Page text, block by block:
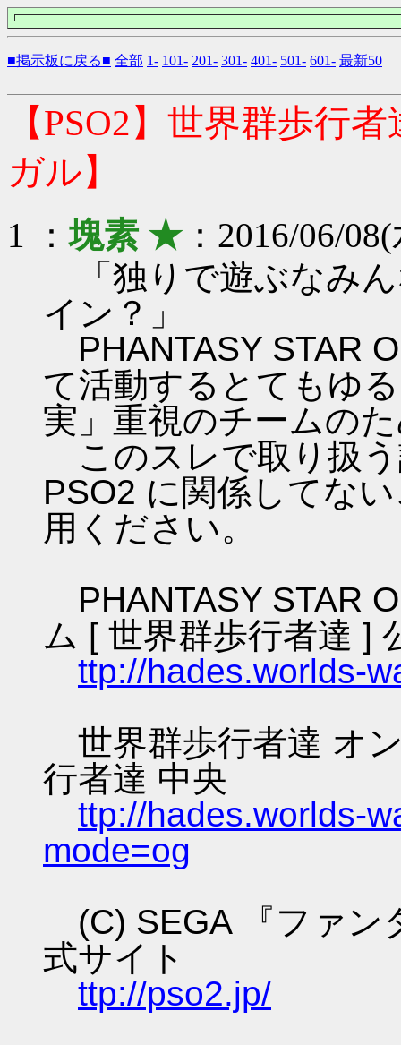
■掲示板に戻る■ 全部 1- 101- 201- 301- 401- 501- 601- 最新50
【PSO2】世界群歩行
ガル】
1 ：塊素 ★：2016/06/
「独りで遊ぶなみ
イン？」
PHANTASY STAR
て活動するとてもゆ
実」重視のチームの
このスレで取り扱
PSO2 に関係してな
用ください。
PHANTASY STAR
ム [ 世界群歩行者達 ]
ttp://hades.worlds-
世界群歩行者達 オ
行者達 中央
ttp://hades.worlds-
mode=og
(C) SEGA 『ファン
式サイト
ttp://pso2.jp/